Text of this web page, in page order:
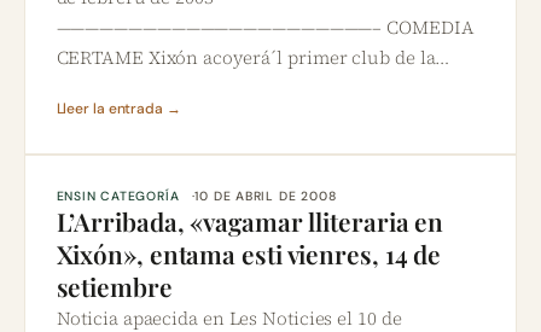
——————————————————————– COMEDIA
CERTAME Xixón acoyerá´l primer club de la…
Lleer la entrada →
ENSIN CATEGORÍA 10 DE ABRIL DE 2008
L’Arribada, «vagamar lliteraria en
Xixón», entama esti vienres, 14 de
setiembre
Noticia apaecida en Les Noticies el 10 de